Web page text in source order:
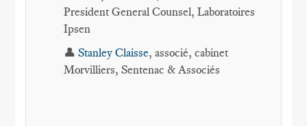
President General Counsel, Laboratoires
Ipsen
👤Stanley Claisse, associé, cabinet
Morvilliers, Sentenac & Associés